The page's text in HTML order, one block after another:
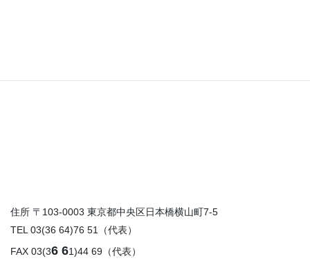
住所 〒103-0003 東京都中央区日本橋横山町7-5
TEL 03(36 64)76 51（代表）
FAX 03(36 61)44 69（代表）